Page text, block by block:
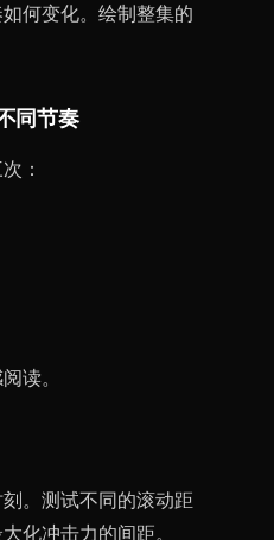
何变化。绘制整集的
同节奏
：
读。
。测试不同的滚动距
化冲击力的间距。